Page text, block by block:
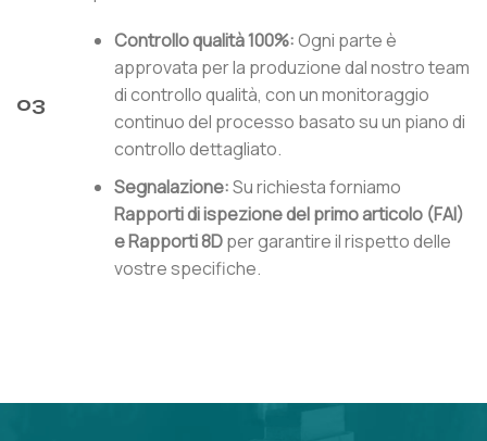
03
Controllo qualità 100%:Ogni parte è
approvata per la produzione dal nostro team
di controllo qualità, con un monitoraggio
continuo del processo basato su un piano di
controllo dettagliato.
Segnalazione:Su richiesta forniamo
Rapporti di ispezione del primo articolo (FAI)
eRapporti 8Dper garantire il rispetto delle
vostre specifiche.